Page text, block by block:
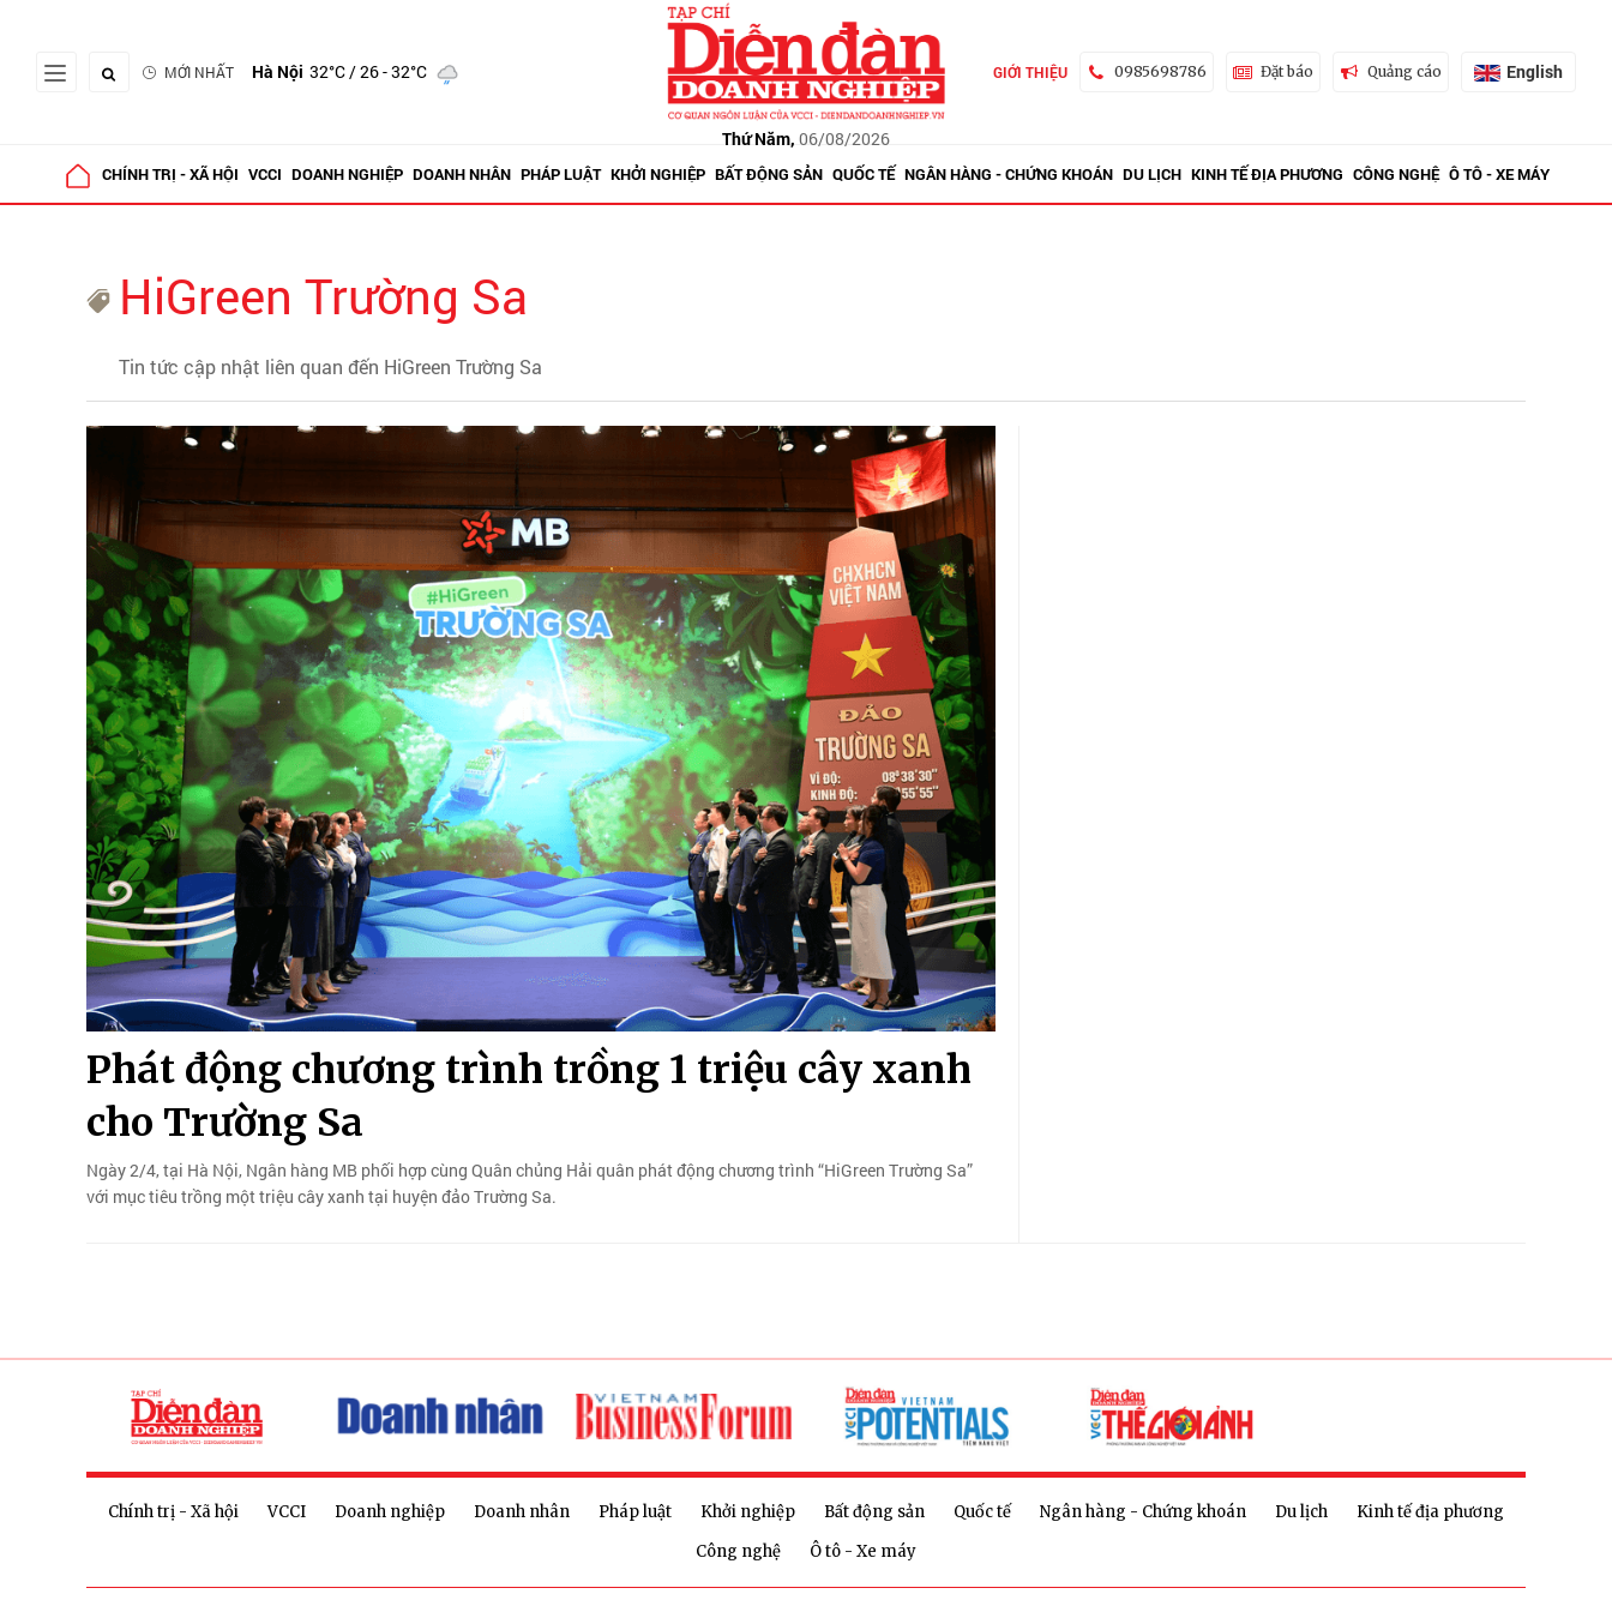
MỚI NHẤT Hà Nội 32°C/ 26 - 32°C
Thứ Năm, 06/08/2026
GIỚI THIỆU 0985698786 Đặt báo Quảng cáo English
CHÍNH TRỊ - XÃ HỘI VCCI DOANH NGHIỆP DOANH NHÂN PHÁP LUẬT KHỞI NGHIỆP BẤT ĐỘNG SẢN QUỐC TẾ NGÂN HÀNG - CHỨNG KHOÁN DU LỊCH KINH TẾ ĐỊA PHƯƠNG CÔNG NGHỆ Ô TÔ - XE MÁY
HiGreen Trường Sa
Tin tức cập nhật liên quan đến HiGreen Trường Sa
Phát động chương trình trồng 1 triệu cây xanh
cho Trường Sa
Ngày 2/4, tại Hà Nội, Ngân hàng MB phối hợp cùng Quân chủng Hải quân phát động chương trình “HiGreen Trường Sa”
với mục tiêu trồng một triệu cây xanh tại huyện đảo Trường Sa.
Chính trị - Xã hội VCCI Doanh nghiệp Doanh nhân Pháp luật Khởi nghiệp Bất động sản Quốc tế Ngân hàng - Chứng khoán Du lịch
Kinh tế địa phương
Công nghệ
Ô tô - Xe máy